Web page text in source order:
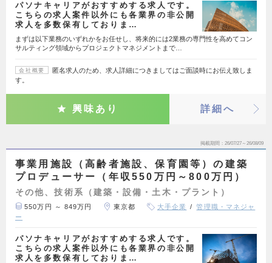
パソナキャリアがおすすめする求人です。
こちらの求人案件以外にも各業界の非公開
求人を多数保有しておりま…
まずは以下業務のいずれかをお任せし、将来的には2業務の専門性を高めてコン
サルティング領域からプロジェクトマネジメントまで…
会社概要
匿名求人のため、求人詳細につきましてはご面談時にお伝え致しま
す。
興味あり 詳細へ
掲載期間 26/07/27～26/08/09
事業用施設（高齢者施設、保育園等）の建築
プロデューサー（年収550万円～800万円）
その他、技術系（建築・設備・土木・プラント）
550万円 ～ 849万円 東京都 大手企業
管理職・マネジャ
ー
パソナキャリアがおすすめする求人です。
こちらの求人案件以外にも各業界の非公開
求人を多数保有しておりま…